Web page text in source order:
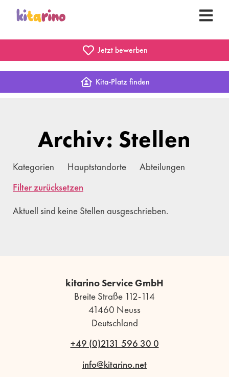
Jetzt bewerben
Kita-Platz finden
Archiv: Stellen
Kategorien Hauptstandorte
Abteilungen
Filter zurücksetzen
Aktuell sind keine Stellen ausgeschrieben.
kitarino Service GmbH
Breite Straße 112-114
41460 Neuss
Deutschland
+49 (0)2131 596 30 0
info@kitarino.net